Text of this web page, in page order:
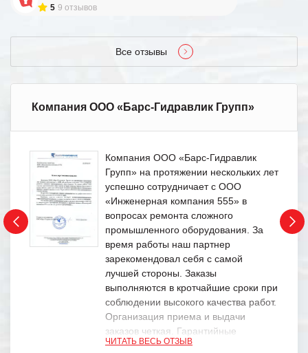
5 9 отзывов
Все отзывы
Компания ООО «Барс-Гидравлик Групп»
Компания ООО «Барс-Гидравлик
Групп» на протяжении нескольких лет
успешно сотрудничает с ООО
«Инженерная компания 555» в
вопросах ремонта сложного
промышленного оборудования. За
время работы наш партнер
зарекомендовал себя с самой
лучшей стороны. Заказы
выполняются в кротчайшие сроки при
соблюдении высокого качества работ.
Организация приема и выдачи
заказов четкая. Гарантийные
обязательства выполняются в
ЧИТАТЬ ВЕСЬ ОТЗЫВ